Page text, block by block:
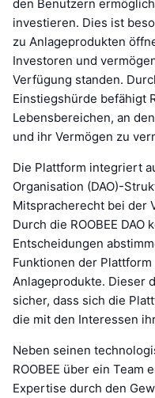
den Benutzern
investieren. Dies ist
zu Anlageprodukten
Investoren und
Verfügung standen.
Einstiegshürde befähigt
Lebensbereichen, an
und ihr Vermögen zu
Die Plattform integriert
Organisation (DAO)-
Mitspracherecht bei der
Durch die ROOBEE
Entscheidungen
Funktionen der
Anlageprodukte. Dieser
sicher, dass sich die
die mit den Interessen
Neben seinen
ROOBEE über ein
Expertise durch den